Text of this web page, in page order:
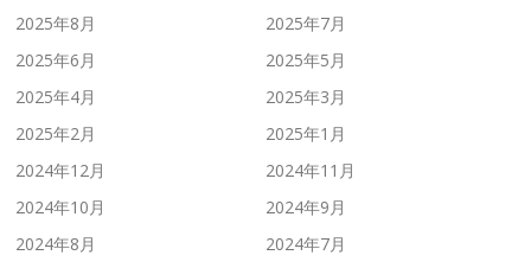
2025年8月
2025年7月
2025年6月
2025年5月
2025年4月
2025年3月
2025年2月
2025年1月
2024年12月
2024年11月
2024年10月
2024年9月
2024年8月
2024年7月